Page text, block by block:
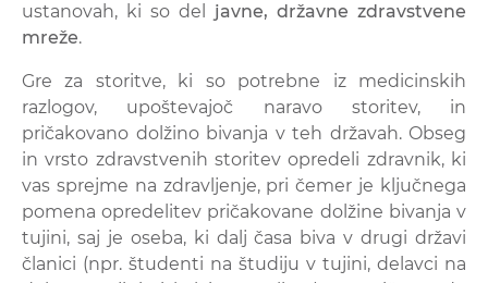
ustanovah, ki so del
javne, državne zdravstvene
mreže.
Gre za storitve, ki so potrebne iz medicinskih
razlogov, upoštevajoč naravo storitev, in
pričakovano dolžino bivanja v teh državah. Obseg
in vrsto zdravstvenih storitev opredeli zdravnik, ki
vas sprejme na zdravljenje, pri čemer je ključnega
pomena opredelitev pričakovane dolžine bivanja v
tujini, saj je oseba, ki dalj časa biva v drugi državi
članici (npr. študenti na študiju v tujini, delavci na